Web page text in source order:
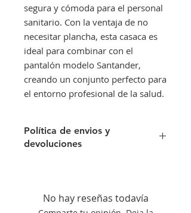
segura y cómoda para el personal
sanitario. Con la ventaja de no
necesitar plancha, esta casaca es
ideal para combinar con el
pantalón modelo Santander,
creando un conjunto perfecto para
el entorno profesional de la salud.
Política de envios y
devoluciones
concepto de transporte.
No hay reseñas todavía